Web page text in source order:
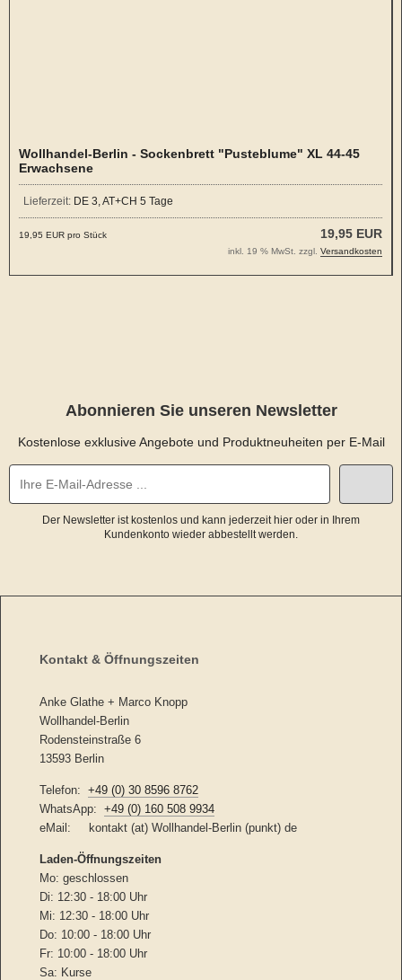
Wollhandel-Berlin - Sockenbrett "Pusteblume" XL 44-45
Erwachsene
Lieferzeit: DE 3, AT+CH 5 Tage
19,95 EUR
19,95 EUR pro Stück
inkl. 19 % MwSt. zzgl. Versandkosten
Abonnieren Sie unseren Newsletter
Kostenlose exklusive Angebote und Produktneuheiten per E-Mail
Der Newsletter ist kostenlos und kann jederzeit hier oder in Ihrem
Kundenkonto wieder abbestellt werden.
Kontakt & Öffnungszeiten
Anke Glathe + Marco Knopp
Wollhandel-Berlin
Rodensteinstraße 6
13593 Berlin
Telefon: +49 (0) 30 8596 8762
WhatsApp: +49 (0) 160 508 9934
eMail: kontakt (at) Wollhandel-Berlin (punkt) de
Laden-Öffnungszeiten
Mo: geschlossen
Di: 12:30 - 18:00 Uhr
Mi: 12:30 - 18:00 Uhr
Do: 10:00 - 18:00 Uhr
Fr: 10:00 - 18:00 Uhr
Sa: Kurse